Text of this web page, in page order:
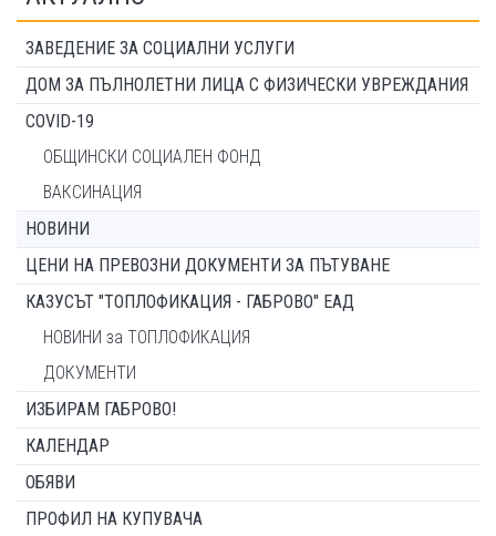
ЗАВЕДЕНИЕ ЗА СОЦИАЛНИ УСЛУГИ
ДОМ ЗА ПЪЛНОЛЕТНИ ЛИЦА С ФИЗИЧЕСКИ УВРЕЖДАНИЯ
COVID-19
ОБЩИНСКИ СОЦИАЛЕН ФОНД
ВАКСИНАЦИЯ
НОВИНИ
ЦЕНИ НА ПРЕВОЗНИ ДОКУМЕНТИ ЗА ПЪТУВАНЕ
КАЗУСЪТ "ТОПЛОФИКАЦИЯ - ГАБРОВО" ЕАД
НОВИНИ за ТОПЛОФИКАЦИЯ
ДОКУМЕНТИ
ИЗБИРАМ ГАБРОВО!
КАЛЕНДАР
ОБЯВИ
ПРОФИЛ НА КУПУВАЧА